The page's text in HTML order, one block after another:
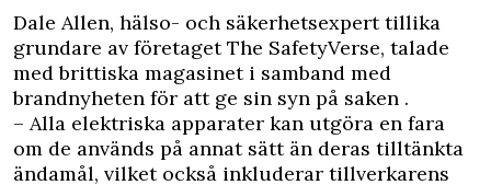
Dale Allen, hälso- och säkerhetsexpert tillika
grundare av företaget The SafetyVerse, talade
med brittiska magasinet i samband med
brandnyheten för att ge sin syn på saken .
– Alla elektriska apparater kan utgöra en fara
om de används på annat sätt än deras tilltänkta
ändamål, vilket också inkluderar tillverkarens